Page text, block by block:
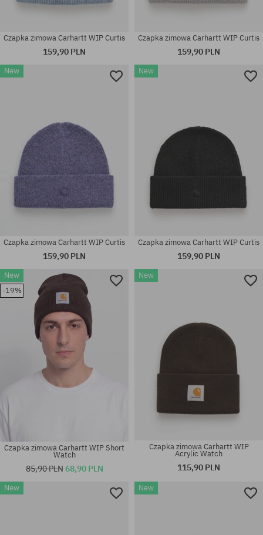
rozmiar uniwersalny
Czapka zimowa Carhartt WIP Curtis
159,90 PLN
Czapka zimowa Carhartt WIP Curtis
159,90 PLN
New
Czapka zimowa Carhartt WIP Curtis
159,90 PLN
New
Czapka zimowa Carhartt WIP Curtis
159,90 PLN
New
-19%
Czapka zimowa Carhartt WIP Short
Watch
85,90 PLN68,90 PLN
New
Czapka zimowa Carhartt WIP
Acrylic Watch
115,90 PLN
New New